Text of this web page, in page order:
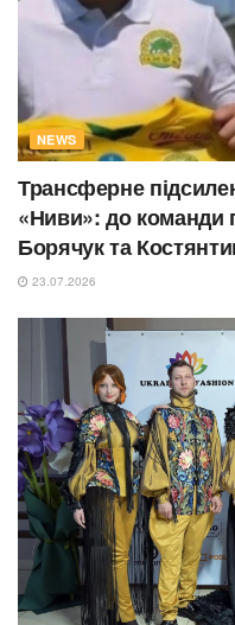
NEWS
Трансферне
«Ниви»: до команди
Борячук та
23.07.2026